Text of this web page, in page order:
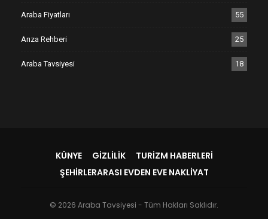
Araba Fiyatları 55
Arıza Rehberi 25
Araba Tavsiyesi 18
KÜNYE GIZLILIK
TURIZM HABERLERI
ŞEHIRLERARASI EVDEN EVE NAKLIYAT
© 2026 Araba Tavsiyesi - Tüm Hakları Saklıdır.